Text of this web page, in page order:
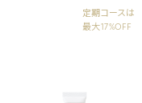
定期コースは
最大17%OFF